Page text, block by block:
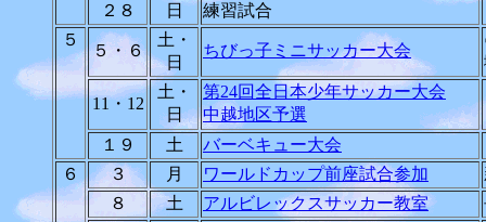
２８
日 練習試合
５
５・６
土・
日
ちびっ子ミニサッカー大会
11・12
土・
日
第24回全日本少年サッカー大会
中越地区予選
１９ 土 バーベキュー大会
６
３ 月 ワールドカップ前座試合参加
８
土 アルビレックスサッカー教室